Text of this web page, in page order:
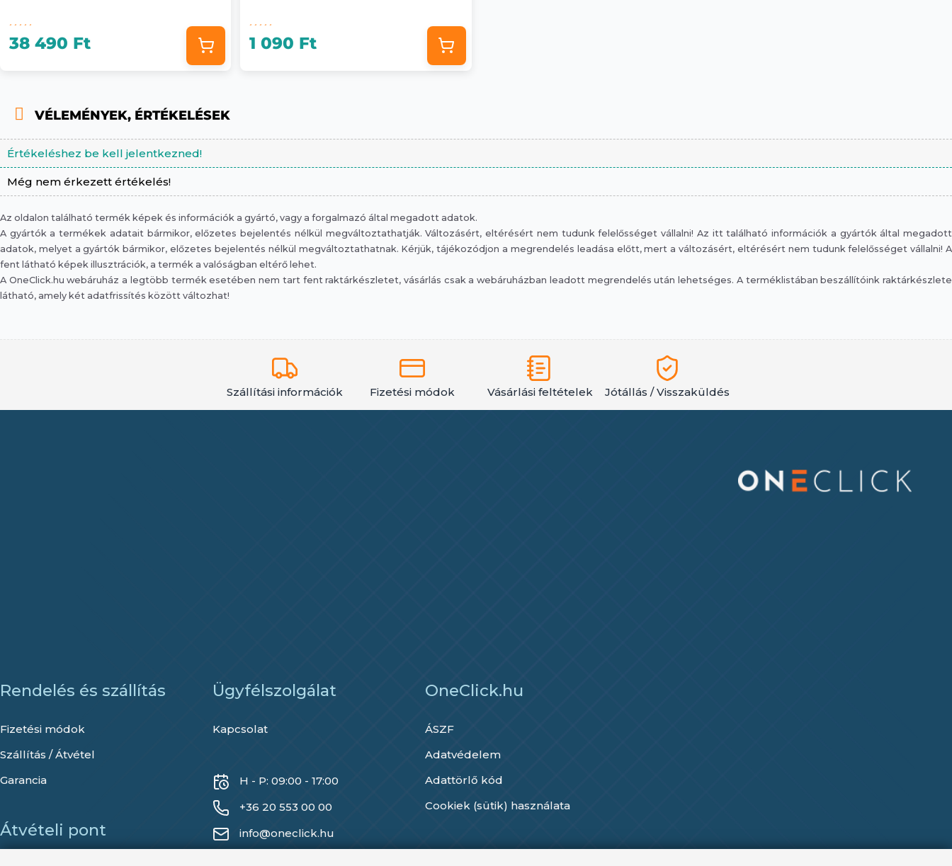
38 490 Ft 1 090 Ft
VÉLEMÉNYEK, ÉRTÉKELÉSEK
Értékeléshez be kell jelentkezned!
Még nem érkezett értékelés!
Az oldalon található termék képek és információk a gyártó, vagy a forgalmazó által megadott adatok.
A gyártók a termékek adatait bármikor, előzetes bejelentés nélkül megváltoztathatják. Változásért, eltérésért nem tudunk felelősséget vállalni! Az itt található információk a gyártók által megadott
adatok, melyet a gyártók bármikor, előzetes bejelentés nélkül megváltoztathatnak. Kérjük, tájékozódjon a megrendelés leadása előtt, mert a változásért, eltérésért nem tudunk felelősséget vállalni! A
fent látható képek illusztrációk, a termék a valóságban eltérő lehet.
A OneClick.hu webáruház a legtöbb termék esetében nem tart fent raktárkészletet, vásárlás csak a webáruházban leadott megrendelés után lehetséges. A terméklistában beszállítóink raktárkészlete
látható, amely két adatfrissítés között változhat!
Szállítási információk Fizetési módok Vásárlási feltételek Jótállás / Visszaküldés
Rendelés és szállítás
Fizetési módok
Szállítás / Átvétel
Garancia
Átvételi pont
Ügyfélszolgálat
Kapcsolat
H - P: 09:00 - 17:00
+36 20 553 00 00
info@oneclick.hu
OneClick.hu
ÁSZF
Adatvédelem
Adattörlő kód
Cookiek (sütik) használata